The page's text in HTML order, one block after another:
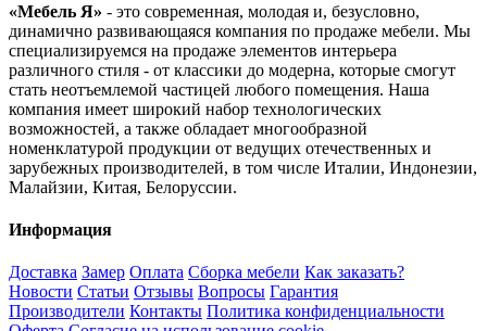
«Мебель Я» - это современная, молодая и, безусловно,
динамично развивающаяся компания по продаже мебели. Мы
специализируемся на продаже элементов интерьера
различного стиля - от классики до модерна, которые смогут
стать неотъемлемой частицей любого помещения. Наша
компания имеет широкий набор технологических
возможностей, а также обладает многообразной
номенклатурой продукции от ведущих отечественных и
зарубежных производителей, в том числе Италии, Индонезии,
Малайзии, Китая, Белоруссии.
Информация
Доставка Замер Оплата Сборка мебели Как заказать?
Новости Статьи Отзывы Вопросы Гарантия
Производители Контакты Политика конфиденциальности